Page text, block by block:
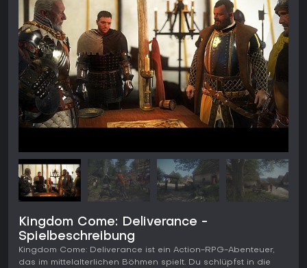
Kingdom Come: Deliverance -
Spielbeschreibung
Kingdom Come: Deliverance ist ein Action-RPG-Abenteuer,
das im mittelalterlichen Böhmen spielt. Du schlüpfst in die